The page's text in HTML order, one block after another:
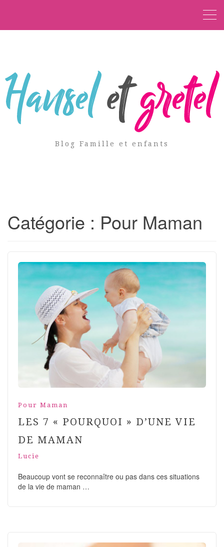
Blog Famille et enfants
Catégorie : Pour Maman
Pour Maman
LES 7 « POURQUOI » D’UNE VIE
DE MAMAN
Lucie
Beaucoup vont se reconnaître ou pas dans ces situations
de la vie de maman …